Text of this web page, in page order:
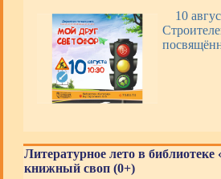
10
Литературное лето в
книжный своп (0+)